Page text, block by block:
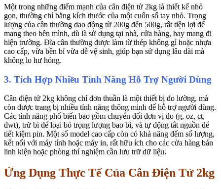
Một trong những điểm mạnh của cân điện tử 2kg là thiết kế nhỏ
gọn, thường chỉ bằng kích thước của một cuốn sổ tay nhỏ. Trọng
lượng của cân thường dao động từ 200g đến 500g, rất tiện lợi để
mang theo bên mình, dù là sử dụng tại nhà, cửa hàng, hay mang đi
hiện trường. Đĩa cân thường được làm từ thép không gỉ hoặc nhựa
cao cấp, vừa bền bỉ vừa dễ vệ sinh, giúp bạn sử dụng lâu dài mà
không lo hư hỏng.
3. Tích Hợp Nhiều Tính Năng Hỗ Trợ Người Dùng
Cân điện tử 2kg không chỉ đơn thuần là một thiết bị đo lường, mà
còn được trang bị nhiều tính năng thông minh để hỗ trợ người dùng.
Các tính năng phổ biến bao gồm chuyển đổi đơn vị đo (g, oz, ct,
dwt), trừ bì để loại bỏ trọng lượng bao bì, và tự động tắt nguồn để
tiết kiệm pin. Một số model cao cấp còn có khả năng đếm số lượng,
kết nối với máy tính hoặc máy in, rất hữu ích cho các cửa hàng bán
linh kiện hoặc phòng thí nghiệm cần lưu trữ dữ liệu.
Ứng Dụng Thực Tế Của Cân Điện Tử 2kg